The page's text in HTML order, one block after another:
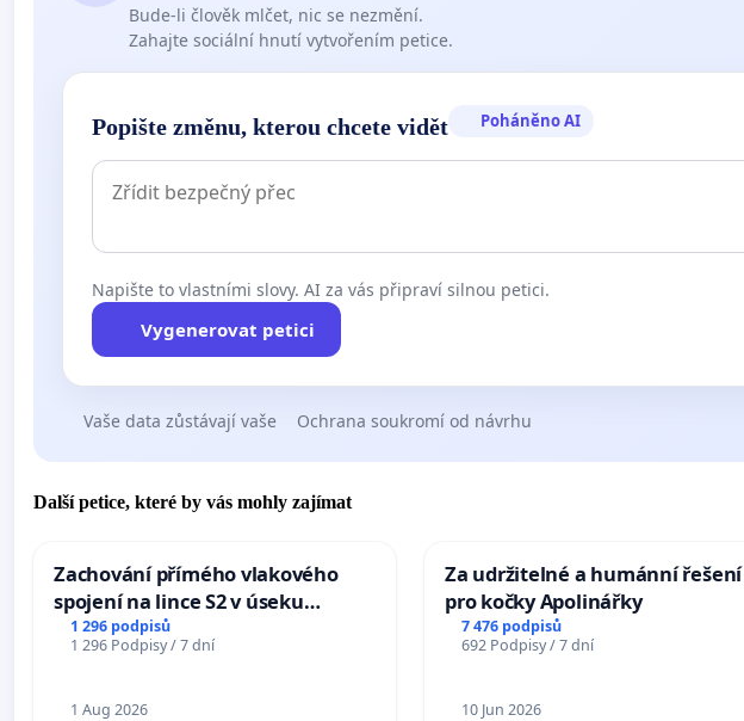
Bude-li člověk mlčet, nic se nezmění.
Zahajte sociální hnutí vytvořením petice.
Popište změnu, kterou chcete vidět Poháněno AI
Napište to vlastními slovy. AI za vás připraví silnou petici.
Vygenerovat petici
Vaše data zůstávají vaše Ochrana soukromí od návrhu
Další petice, které by vás mohly zajímat
Zachování přímého vlakového
spojení na lince S2 v úseku
Ostrava – Bohumín – Karviná –
Mosty u Jablunkova
1 296 podpisů
1 296 Podpisy / 7 dní
1 Aug 2026
Za udržitelné a humánní řešení
pro kočky Apolinářky
7 476 podpisů
692 Podpisy / 7 dní
10 Jun 2026